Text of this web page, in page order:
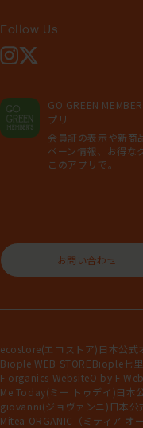
Follow Us
Instagram
X
GO GREEN
プリ
会員証の表示や新商
ペーン情報、お得な
このアプリで。
お問い合わせ
ecostore(エコストア)日本公式
Biople WEB STOREBiople七
F organics WebsiteO by F
Me Today(ミー トゥデイ)日本
giovanni(ジョヴァンニ)日本公
Mitea ORGANIC（ミティア オ